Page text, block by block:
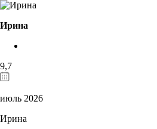
Ирина
9,7
июль 2026
Ирина